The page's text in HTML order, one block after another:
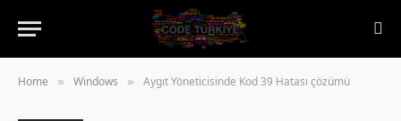
Home » Windows » Aygıt Yöneticisinde Kod 39 Hatası çözümü